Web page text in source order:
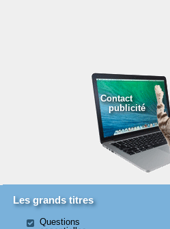
Contact
publicité
Les grands titres
Questions